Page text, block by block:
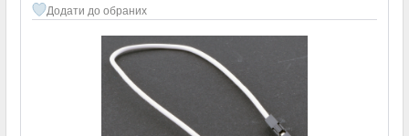
Додати до обраних